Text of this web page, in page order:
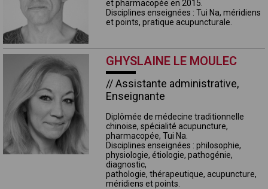
et pharmacopée en 2015.
Disciplines enseignées : Tui Na, méridiens
et points, pratique acupuncturale.
GHYSLAINE LE MOULEC
// Assistante administrative,
Enseignante
Diplômée de médecine traditionnelle
chinoise, spécialité acupuncture,
pharmacopée, Tui Na
Disciplines enseignées : philosophie,
physiologie, étiologie, pathogénie,
diagnostic,
pathologie, thérapeutique, acupuncture,
méridiens et points.